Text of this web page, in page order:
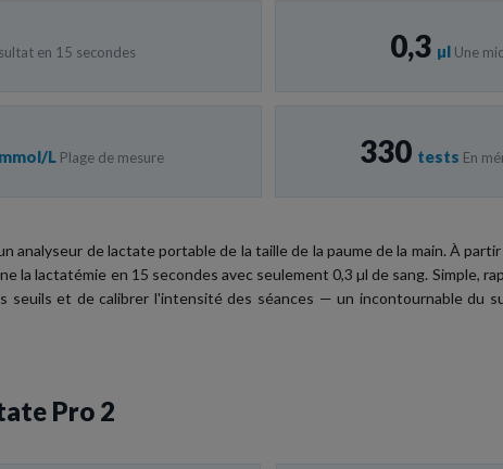
en 15 secondes 0,3 µl Une
mmol/L Plage de mesure 330 tests En
analyseur de lactate portable de la taille de la paume de la main. À
la lactatémie en 15 secondes avec seulement 0,3 µl de sang. Simple,
seuils et de calibrer l'intensité des séances — un incontournable du
Pro 2